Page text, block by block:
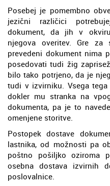
Posebej je pomembno
jezični različici
dokument, da jih v
njegova overitev. Gre za
prevedeni dokument nima
posedovati tudi žig
bilo tako potrjeno, da je
tudi v izvirniku. Vsega
dokler mu stranka na
dokumenta, pa je to
omenjene storitve.
Postopek dostave
lastnika, od možnosti pa
poštno pošiljko oziroma
osebna dostava izvirnih
poslovalnice.